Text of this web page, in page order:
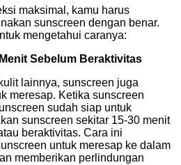
maksimal, kamu harus
sunscreen dengan benar.
mengetahui caranya:
Sebelum Beraktivitas
lainnya, sunscreen juga
meresap. Ketika sunscreen
sudah siap untuk
sunscreen sekitar 15-30 menit
beraktivitas. Cara ini
untuk meresap ke dalam
memberikan perlindungan